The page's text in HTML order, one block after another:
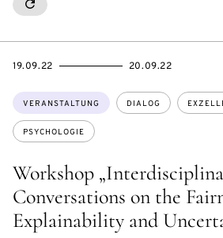
RESETALL
Workshop
Conversations on the
Explainability and
Themen:
VERANSTALTUNG DIALOG
PSYCHOLOGIE
EVENTBEGINSON
19.09.22
EVENTENDSON 20.09.22